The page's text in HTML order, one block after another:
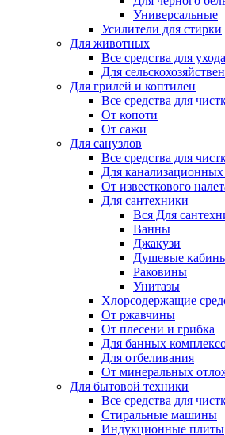
Универсальные
Усилители для стирки
Для животных
Все средства для
Для
Для грилей и коптилен
Все средства для
От копоти
От сажи
Для санузлов
Все средства для
Для канализационных
От известкового
Для сантехники
Вся Для
Ванны
Джакузи
Душевые
Раковины
Унитазы
Хлорсодержащие
От ржавчины
От плесени и грибка
Для банных
Для отбеливания
От минеральных
Для бытовой техники
Все средства для
Стиральные машины
Индукционные плиты